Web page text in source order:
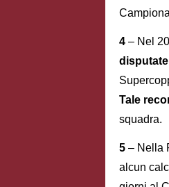
4 – Nel
Tale
squadra.
5 – Nella
alcun